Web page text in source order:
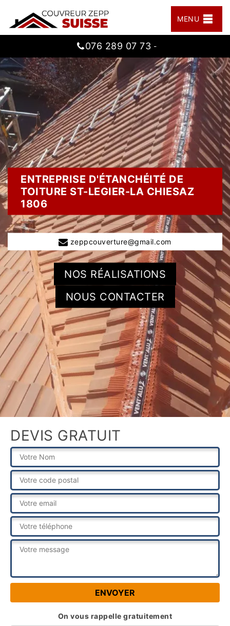
MENU
076 289 07 73 -
ENTREPRISE D'ÉTANCHÉITÉ DE
TOITURE ST-LEGIER-LA CHIESAZ
1806
zeppcouverture@gmail.com
NOS RÉALISATIONS
NOUS CONTACTER
DEVIS GRATUIT
On vous rappelle gratuitement